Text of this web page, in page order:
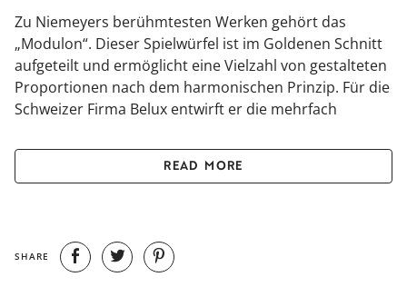
Zu Niemeyers berühmtesten Werken gehört das
„Modulon“. Dieser Spielwürfel ist im Goldenen Schnitt
aufgeteilt und ermöglicht eine Vielzahl von gestalteten
Proportionen nach dem harmonischen Prinzip. Für die
Schweizer Firma Belux entwirft er die mehrfach
Seine Arbeiten setzen sich stets aus Proportionen und
READ MORE
SHARE